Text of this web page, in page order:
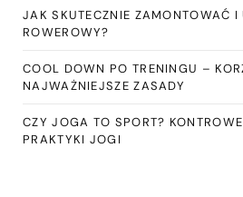
JAK SKUTECZNIE ZAMONTOWAĆ I
ROWEROWY?
COOL DOWN PO TRENINGU –
NAJWAŻNIEJSZE ZASADY
CZY JOGA TO SPORT?
PRAKTYKI JOGI